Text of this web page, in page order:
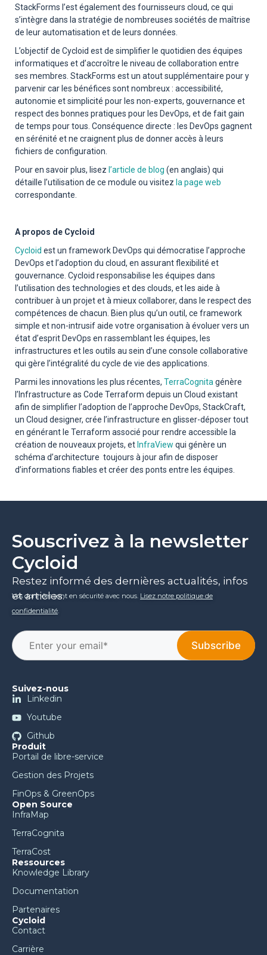
StackForms l’est également des fournisseurs cloud, ce qui
s’intègre dans la stratégie de nombreuses sociétés de maîtrise
de leur automatisation et de leurs données.
L’objectif de Cycloid est de simplifier le quotidien des équipes
informatiques et d’accroître le niveau de collaboration entre
ses membres. StackForms est un atout supplémentaire pour y
parvenir car les bénéfices sont nombreux : accessibilité,
autonomie et simplicité pour les non-experts, gouvernance et
respect des bonnes pratiques pour les DevOps, et de fait gain
de temps pour tous. Conséquence directe : les DevOps gagnent
en sérénité et ne craignent plus de donner accès à leurs
fichiers de configuration.
Pour en savoir plus, lisez l’article de blog (en anglais) qui
détaille l’utilisation de ce module ou visitez la page web
correspondante.
A propos de Cycloid
Cycloid est un framework DevOps qui démocratise l’approche
DevOps et l’adoption du cloud, en assurant flexibilité et
gouvernance. Cycloid responsabilise les équipes dans
l’utilisation des technologies et des clouds, et les aide à
contribuer à un projet et à mieux collaborer, dans le respect des
compétences de chacun. Bien plus qu’un outil, ce framework
simple et non-intrusif aide votre organisation à évoluer vers un
état d’esprit DevOps en rassemblant les équipes, les
infrastructures et les outils au sein d’une console collaborative
qui gère l’intégralité du cycle de vie des applications.
Parmi les innovations les plus récentes, TerraCognita génère
l’Infrastructure as Code Terraform depuis un Cloud existant
afin de simplifier l’adoption de l’approche DevOps, StackCraft,
un Cloud designer, crée l’infrastructure en glisser-déposer tout
en générant le Terraform associé pour rendre accessible la
création de nouveaux projets, et InfraView qui génère un
schéma d’architecture toujours à jour afin de disposer
d’informations fiables et créer des ponts entre les équipes.
Souscrivez à la newsletter
Cycloid
Restez informé des dernières actualités, infos
et articles.
Vos données sont en sécurité avec nous. Lisez notre politique de
confidentialité.
Suivez-nous
Linkedin
Youtube
Github
Produit
Portail de libre-service
Gestion des Projets
FinOps & GreenOps
Open Source
InfraMap
TerraCognita
TerraCost
Ressources
Knowledge Library
Documentation
Partenaires
Cycloid
Contact
Carrière